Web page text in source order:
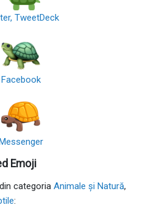
TweetDeck
Facebook
Emoji
categoria Animale și Natură,
: